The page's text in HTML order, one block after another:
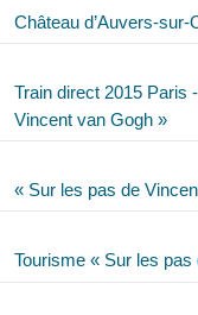
Château d’Auvers-
Train direct 2015 Paris
Vincent van Gogh »
« Sur les pas de
Tourisme « Sur les